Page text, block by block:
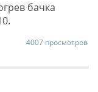
бачка
4007 просмотров